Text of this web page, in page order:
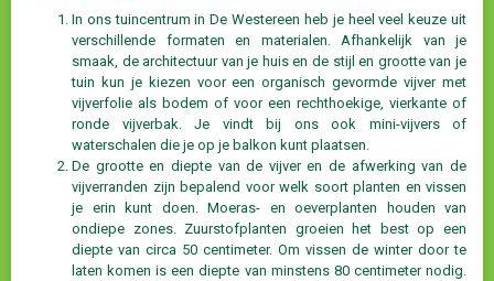
In ons tuincentrum in De Westereen heb je heel veel keuze uit
verschillende formaten en materialen. Afhankelijk van je
smaak, de architectuur van je huis en de stijl en grootte van je
tuin kun je kiezen voor een organisch gevormde vijver met
vijverfolie als bodem of voor een rechthoekige, vierkante of
ronde vijverbak. Je vindt bij ons ook mini-vijvers of
waterschalen die je op je balkon kunt plaatsen.
De grootte en diepte van de vijver en de afwerking van de
vijverranden zijn bepalend voor welk soort planten en vissen
je erin kunt doen. Moeras- en oeverplanten houden van
ondiepe zones. Zuurstofplanten groeien het best op een
diepte van circa 50 centimeter. Om vissen de winter door te
laten komen is een diepte van minstens 80 centimeter nodig.